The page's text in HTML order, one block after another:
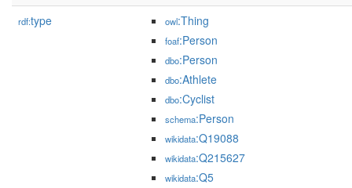
rdf:type owl:Thing
foaf:Person
dbo:Person
dbo:Athlete
dbo:Cyclist
schema:Person
wikidata:Q19088
wikidata:Q215627
wikidata:Q5